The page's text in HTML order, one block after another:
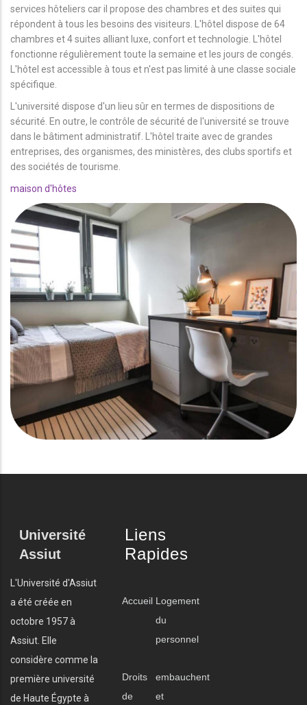
services hôteliers car il propose des chambres et des suites qui
répondent à tous les besoins des visiteurs. L'hôtel dispose de 64
chambres et 4 suites alliant luxe, confort et technologie. L'hôtel
fonctionne régulièrement toute la semaine et les jours de congés.
L'hôtel est accessible à tous et n'est pas limité à une classe sociale
spécifique.
L'université dispose d'un lieu sûr en termes de dispositions de
sécurité. En outre, le contrôle de sécurité de l'université se trouve
dans le bâtiment administratif. L'hôtel traite avec de grandes
entreprises, des organismes, des ministères, des clubs sportifs et
des sociétés de tourisme.
maison d'hôtes
Université
Assiut
L'Université d'Assiut
a été créée en
octobre 1957 à
Assiut. Elle
considère comme la
première université
de Haute Égypte à
Liens
Rapides
Accueil Logement
du
personnel
Droits
de
embauchent
et